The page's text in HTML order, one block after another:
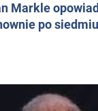
Markle
po